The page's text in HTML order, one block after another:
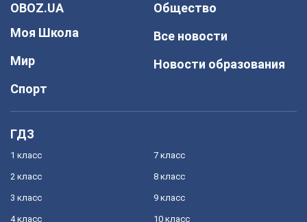
OBOZ.UA
Моя Школа
Мир
Спорт
Общество
Все новости
Новости образования
ГДЗ
1 класс
2 класс
3 класс
4 класс
7 класс
8 класс
9 класс
10 класс